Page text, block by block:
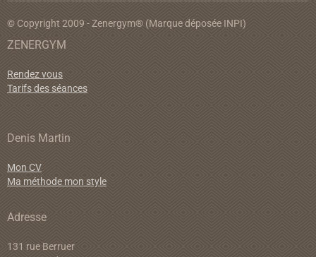
© Copyright 2009 - Zenergym® (Marque déposée INPI)
ZENERGYM
Rendez vous
Tarifs des séances
Denis Martin
Mon CV
Ma méthode mon style
Adresse
131 rue Berruer